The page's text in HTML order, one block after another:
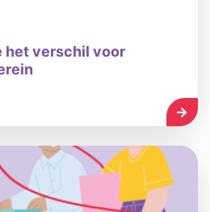
het verschil voor